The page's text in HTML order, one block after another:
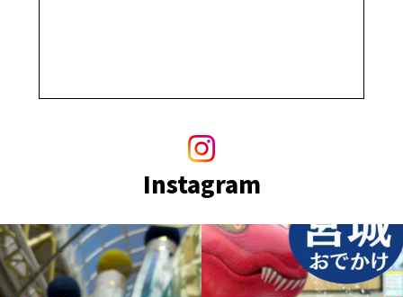
Instagram